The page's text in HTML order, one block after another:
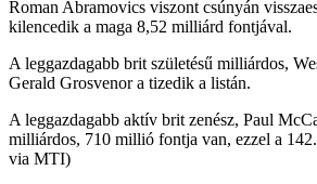
Roman Abramovics viszont csúnyán
kilencedik a maga 8,52 milliárd fontjával.
A leggazdagabb brit születésű milliárdos,
Gerald Grosvenor a tizedik a listán.
A leggazdagabb aktív brit zenész, Paul
milliárdos, 710 millió fontja van, ezzel a
via MTI)